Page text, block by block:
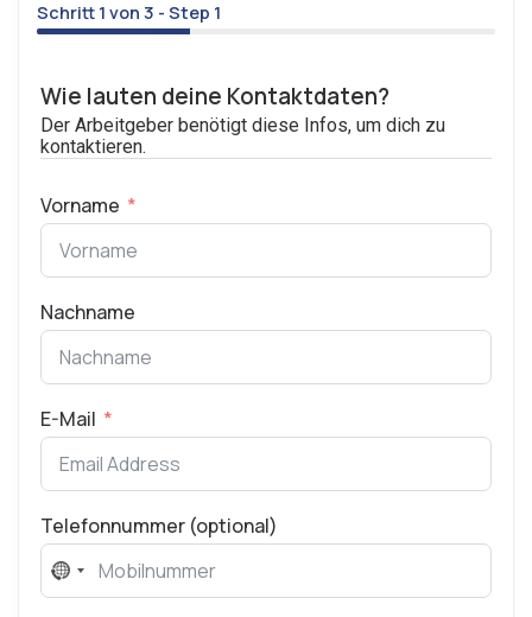
Schritt 1 von 3 - Step 1
33%
Wie lauten deine Kontaktdaten?
Der Arbeitgeber benötigt diese Infos, um dich zu
kontaktieren.
Vorname
Nachname
E-Mail
Telefonnummer (optional)
No